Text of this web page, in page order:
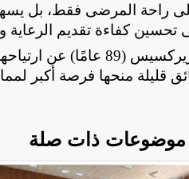
راحة المرضى فقط، بل
كفاءة تقديم الرعاية
وفي تجربة إنسانية، أعربت
منحها فرصة أكبر
موضوعات ذات صلة